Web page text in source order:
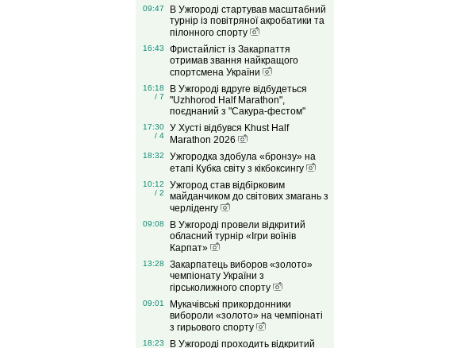
09:47
В Ужгороді стартував масштабний
турнір із повітряної акробатики та
пілонного спорту
16:43
Фристайліст із Закарпаття
отримав звання найкращого
спортсмена України
16:18
/ 7
В Ужгороді вдруге відбудеться
"Uzhhorod Half Marathon",
поєднаний з "Сакура-фестом"
17:30
/ 4
У Хусті відбувся Khust Half
Marathon 2026
18:32
Ужгородка здобула «бронзу» на
етапі Кубка світу з кікбоксингу
10:12
/ 2
Ужгород став відбірковим
майданчиком до світових змагань з
черліденгу
09:08
В Ужгороді провели відкритий
обласний турнір «Ігри воїнів
Карпат»
13:28
Закарпатець виборов «золото»
чемпіонату України з
гірськолижного спорту
09:01
Мукачівські прикордонники
вибороли «золото» на чемпіонаті
з гирьового спорту
18:23
В Ужгороді проходить відкритий